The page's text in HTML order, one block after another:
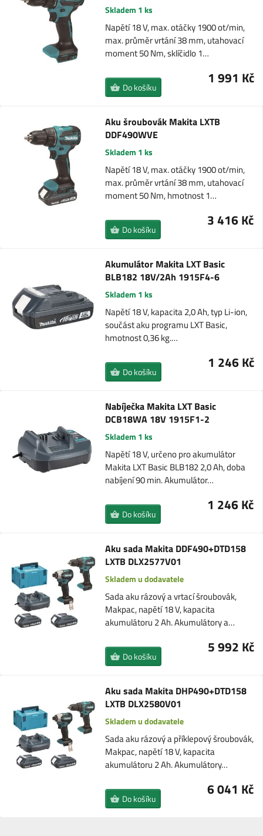
Skladem 1 ks
Napětí 18 V, max. otáčky 1900 ot/min,
max. průměr vrtání 38 mm, utahovací
moment 50 Nm, sklíčidlo 1…
1 991 Kč
Do košíku
Aku šroubovák Makita LXTB
DDF490WVE
Skladem 1 ks
Napětí 18 V, max. otáčky 1900 ot/min,
max. průměr vrtání 38 mm, utahovací
moment 50 Nm, hmotnost 1…
3 416 Kč
Do košíku
Akumulátor Makita LXT Basic
BLB182 18V/2Ah 1915F4-6
Skladem 1 ks
Napětí 18 V, kapacita 2,0 Ah, typ Li-ion,
součást aku programu LXT Basic,
hmotnost 0,36 kg.…
1 246 Kč
Do košíku
Nabíječka Makita LXT Basic
DCB18WA 18V 1915F1-2
Skladem 1 ks
Napětí 18 V, určeno pro akumulátor
Makita LXT Basic BLB182 2,0 Ah, doba
nabíjení 90 min. Akumulátor…
1 246 Kč
Do košíku
Aku sada Makita DDF490+DTD158
LXTB DLX2577V01
Skladem u dodavatele
Sada aku rázový a vrtací šroubovák,
Makpac, napětí 18 V, kapacita
akumulátoru 2 Ah. Akumulátory a…
5 992 Kč
Do košíku
Aku sada Makita DHP490+DTD158
LXTB DLX2580V01
Skladem u dodavatele
Sada aku rázový a příklepový šroubovák,
Makpac, napětí 18 V, kapacita
akumulátoru 2 Ah. Akumulátory…
6 041 Kč
Do košíku